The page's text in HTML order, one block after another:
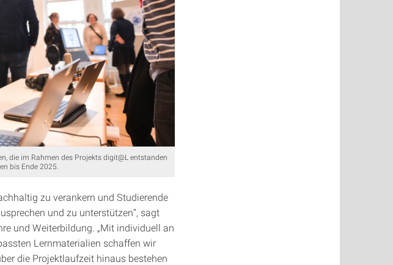
die im Rahmen des Projekts digit@L entstanden
bis Ende 2025.
zu verankern und Studierende
und zu unterstützen“, sagt
und Weiterbildung. „Mit individuell an
Lernmaterialien schaffen wir
die Projektlaufzeit hinaus bestehen